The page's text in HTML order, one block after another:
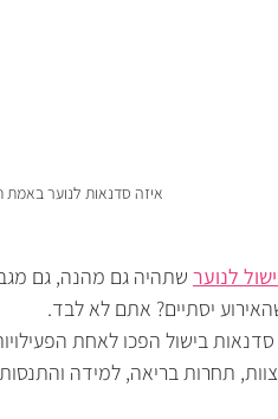
איזה סדנאות לנוער
לנוער שתהיה גם מהנה, גם
יסתיים? אתם לא לבד.
בישול הפכו לאחת
צוות, תחרות בריאה, למידה